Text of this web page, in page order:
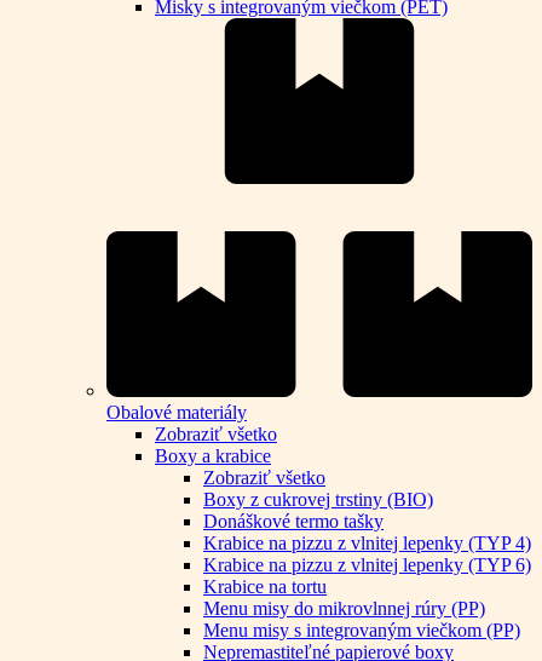
Misky s integrovaným viečkom (PET)
Obalové materiály
Zobraziť všetko
Boxy a krabice
Zobraziť všetko
Boxy z cukrovej trstiny (BIO)
Donáškové termo tašky
Krabice na pizzu z vlnitej lepenky (TYP 4)
Krabice na pizzu z vlnitej lepenky (TYP 6)
Krabice na tortu
Menu misy do mikrovlnnej rúry (PP)
Menu misy s integrovaným viečkom (PP)
Nepremastiteľné papierové boxy